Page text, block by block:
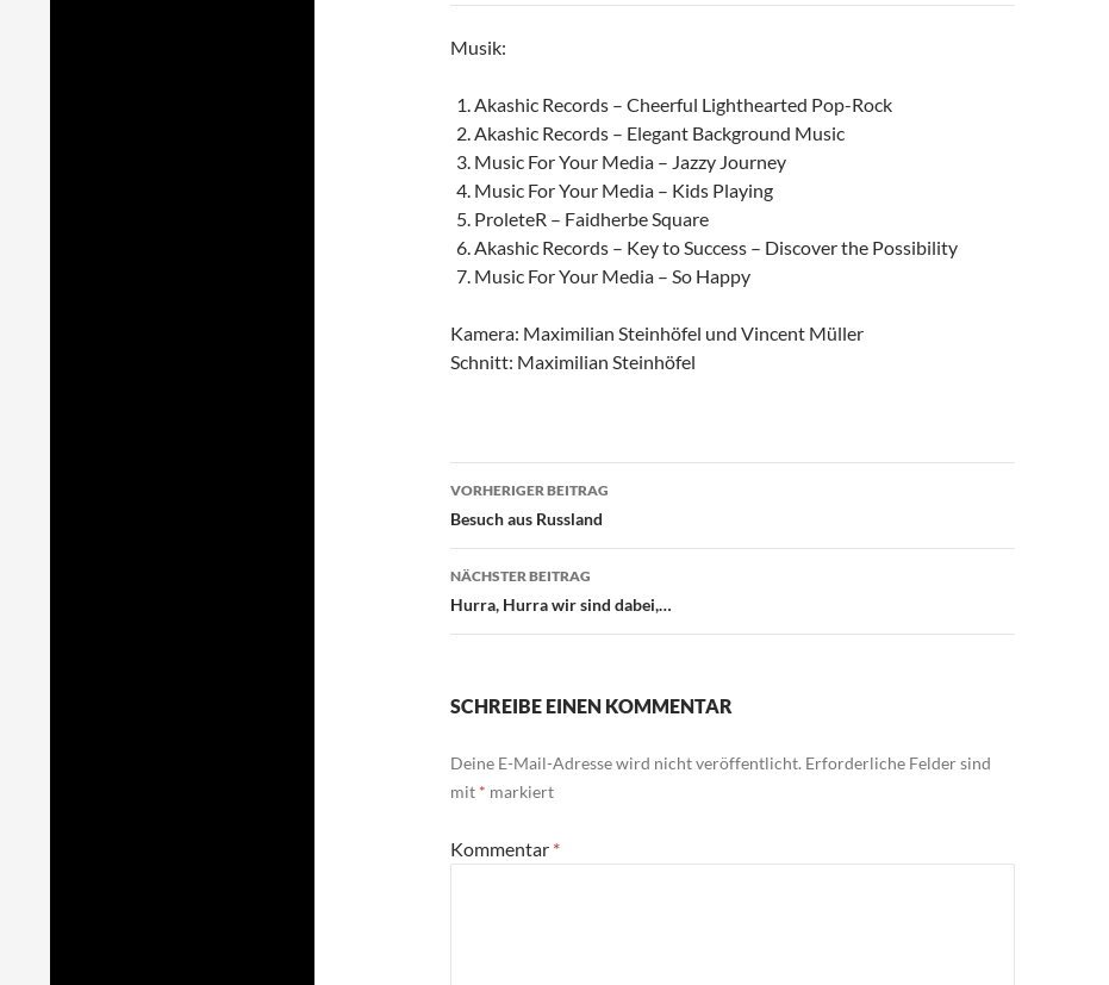
Musik:
Akashic Records – Cheerful Lighthearted Pop-Rock
Akashic Records – Elegant Background Music
Music For Your Media – Jazzy Journey
Music For Your Media – Kids Playing
ProleteR – Faidherbe Square
Akashic Records – Key to Success – Discover the Possibility
Music For Your Media – So Happy
Kamera: Maximilian Steinhöfel und Vincent Müller
Schnitt: Maximilian Steinhöfel
Beitragsnavigation
VORHERIGER BEITRAG
Besuch aus Russland
NÄCHSTER BEITRAG
Hurra, Hurra wir sind dabei,…
SCHREIBE EINEN KOMMENTAR
Deine E-Mail-Adresse wird nicht veröffentlicht. Erforderliche Felder sind
mit * markiert
Kommentar *